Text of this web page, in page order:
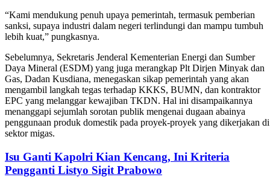
“Kami mendukung penuh upaya pemerintah, termasuk pemberian
sanksi, supaya industri dalam negeri terlindungi dan mampu tumbuh
lebih kuat,” pungkasnya.
Sebelumnya, Sekretaris Jenderal Kementerian Energi dan Sumber
Daya Mineral (ESDM) yang juga merangkap Plt Dirjen Minyak dan
Gas, Dadan Kusdiana, menegaskan sikap pemerintah yang akan
mengambil langkah tegas terhadap KKKS, BUMN, dan kontraktor
EPC yang melanggar kewajiban TKDN. Hal ini disampaikannya
menanggapi sejumlah sorotan publik mengenai dugaan abainya
penggunaan produk domestik pada proyek-proyek yang dikerjakan di
sektor migas.
Isu Ganti Kapolri Kian Kencang, Ini Kriteria
Pengganti Listyo Sigit Prabowo